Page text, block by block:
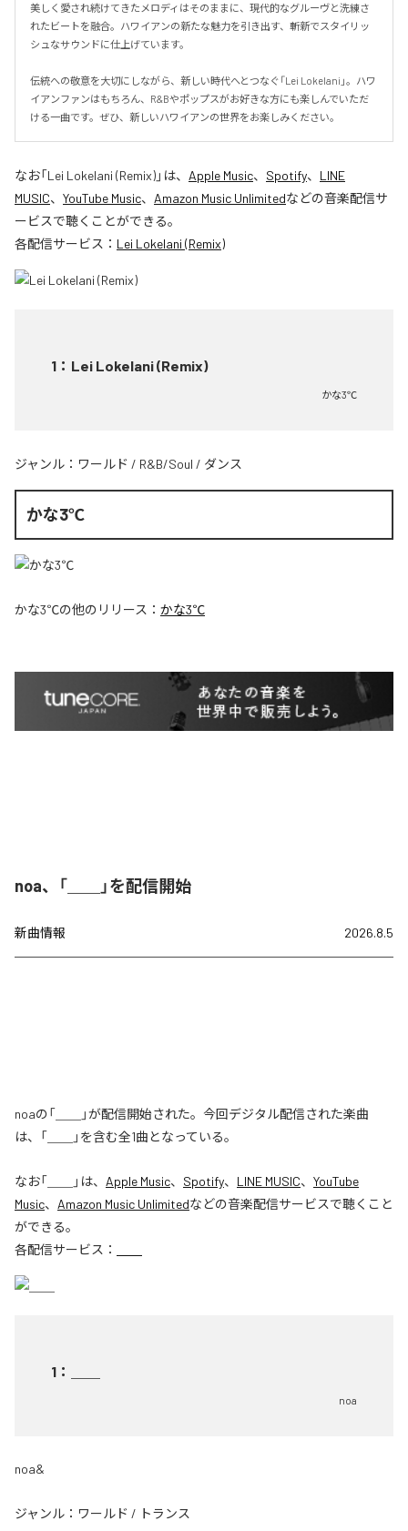
美しく愛され続けてきたメロディはそのままに、現代的なグルーヴと洗練さ
れたビートを融合。ハワイアンの新たな魅力を引き出す、斬新でスタイリッ
シュなサウンドに仕上げています。
伝統への敬意を大切にしながら、新しい時代へとつなぐ「Lei Lokelani」。ハワ
イアンファンはもちろん、R&Bやポップスがお好きな方にも楽しんでいただ
ける一曲です。ぜひ、新しいハワイアンの世界をお楽しみください。
なお「Lei Lokelani (Remix)」は、 Apple Music、 Spotify、 LINE
MUSIC、 YouTube Music、 Amazon Music Unlimitedなどの音楽配信サ
ービスで聴くことができる。
各配信サービス： Lei Lokelani (Remix)
1 ： Lei Lokelani (Remix)
かな3℃
ジャンル： ワールド / R&B/Soul / ダンス
かな3℃
かな3℃の他のリリース： かな3℃
noa、「＿＿」を配信開始
新曲情報 2026.8.5
noaの「＿＿」が配信開始された。今回デジタル配信された楽曲
は、「＿＿」を含む全1曲となっている。
なお「 」は、 Apple Music、 Spotify、 LINE MUSIC、 YouTube
Music、 Amazon Music Unlimitedなどの音楽配信サービスで聴くこと
ができる。
各配信サービス：
1 ：
noa
noa&
ジャンル： ワールド / トランス